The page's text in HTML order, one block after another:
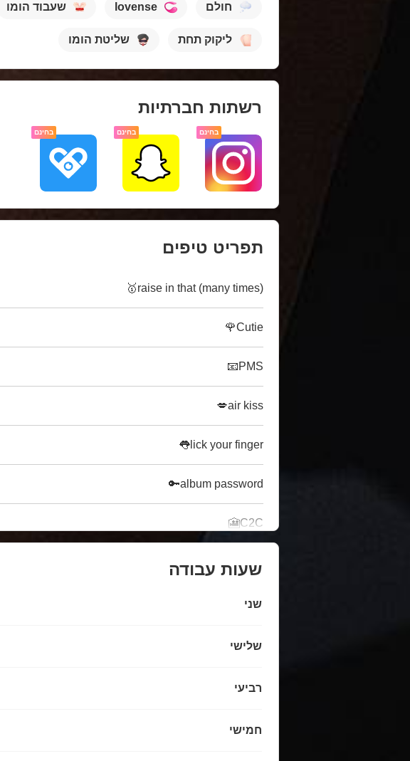
חולם lovense שעבוד הומו
ליקוק תחת שליטת הומו
רשתות חברתיות
בחינם בחינם בחינם
תפריט טיפים
raise in that (many times)🥇
Cutie🌹
PMS📧
air kiss💋
lick your finger👅
album password🔑
C2C🎦
שעות עבודה
שני
שלישי
רביעי
חמישי